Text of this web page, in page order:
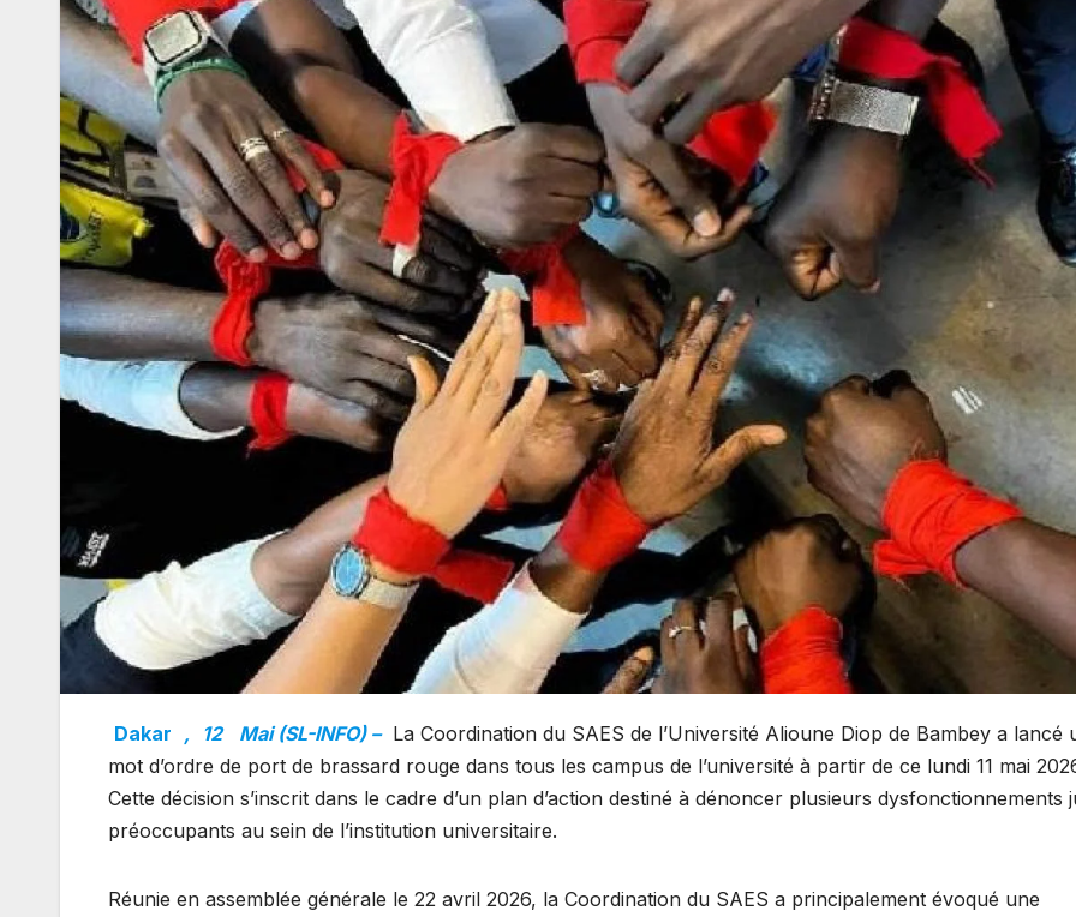
Dakar , 12 Mai (SL-INFO) – La Coordination du SAES de l’Université Alioune Diop de Bambey a lancé
mot d’ordre de port de brassard rouge dans tous les campus de l’université à partir de ce lundi 11 mai
Cette décision s’inscrit dans le cadre d’un plan d’action destiné à dénoncer plusieurs dysfonctionnements
préoccupants au sein de l’institution universitaire.
Réunie en assemblée générale le 22 avril 2026, la Coordination du SAES a principalement évoqué une